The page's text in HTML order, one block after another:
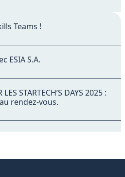
Teams !
ESIA S.A.
STARTECH’S DAYS 2025 :
rendez-vous.